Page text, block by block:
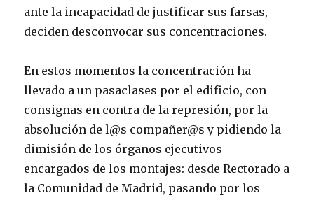
ante la incapacidad de justificar sus farsas,
deciden desconvocar sus concentraciones.
En estos momentos la concentración ha
llevado a un pasaclases por el edificio, con
consignas en contra de la represión, por la
absolución de l@s compañer@s y pidiendo la
dimisión de los órganos ejecutivos
encargados de los montajes: desde Rectorado a
la Comunidad de Madrid, pasando por los